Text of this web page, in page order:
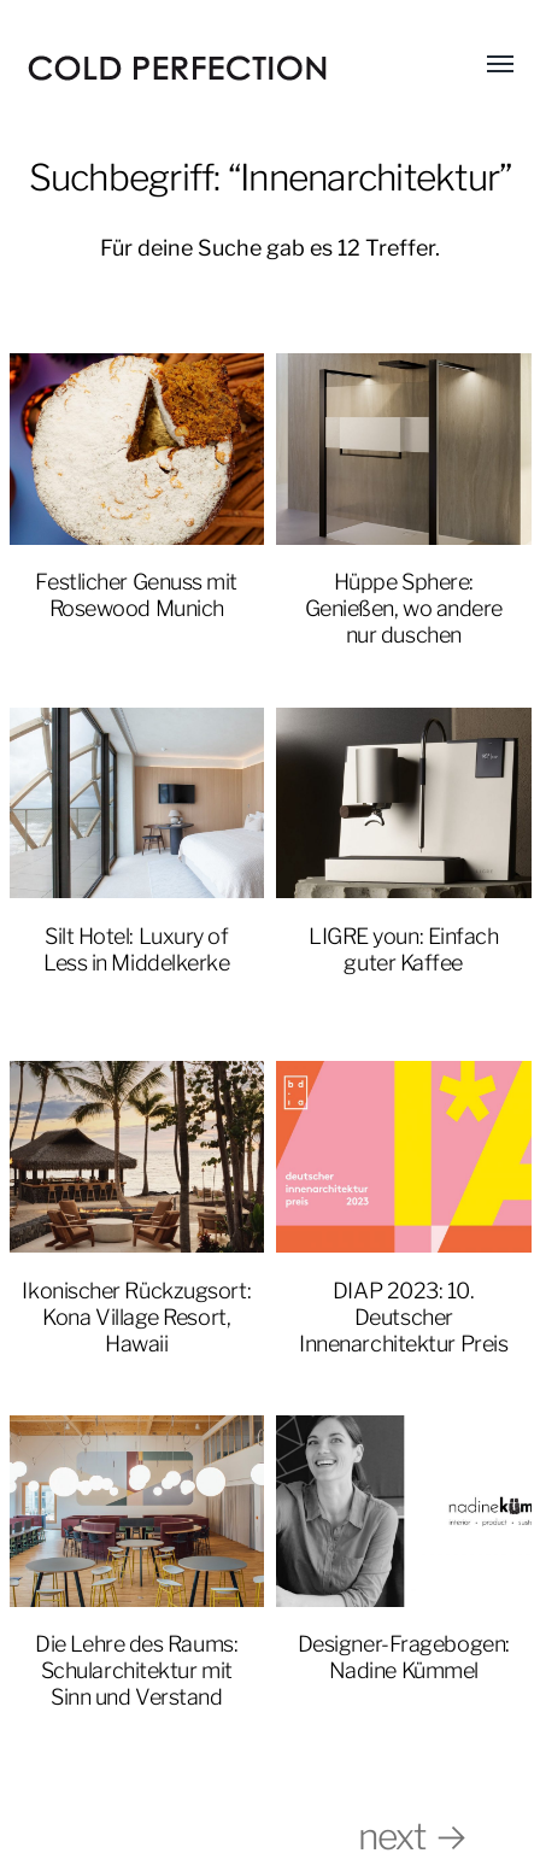
Menü
Suchbegriff: “Innenarchitektur”
Für deine Suche gab es 12 Treffer.
Festlicher Genuss mit
Rosewood Munich
Hüppe Sphere:
Genießen, wo andere
nur duschen
Silt Hotel: Luxury of
Less in Middelkerke
LIGRE youn: Einfach
guter Kaffee
Ikonischer Rückzugsort:
Kona Village Resort,
Hawaii
DIAP 2023: 10.
Deutscher
Innenarchitektur Preis
Die Lehre des Raums:
Schularchitektur mit
Sinn und Verstand
Designer-Fragebogen:
Nadine Kümmel
next →